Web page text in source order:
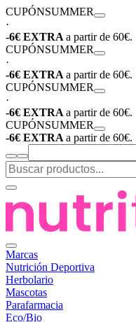
CUPÓNSUMMER
·
-6€ EXTRA a partir de 60€.
CUPÓNSUMMER
·
-6€ EXTRA a partir de 60€.
CUPÓNSUMMER
·
-6€ EXTRA a partir de 60€.
CUPÓNSUMMER
-6€ EXTRA a partir de 60€.
Marcas
Nutrición Deportiva
Herbolario
Mascotas
Parafarmacia
Eco/Bio